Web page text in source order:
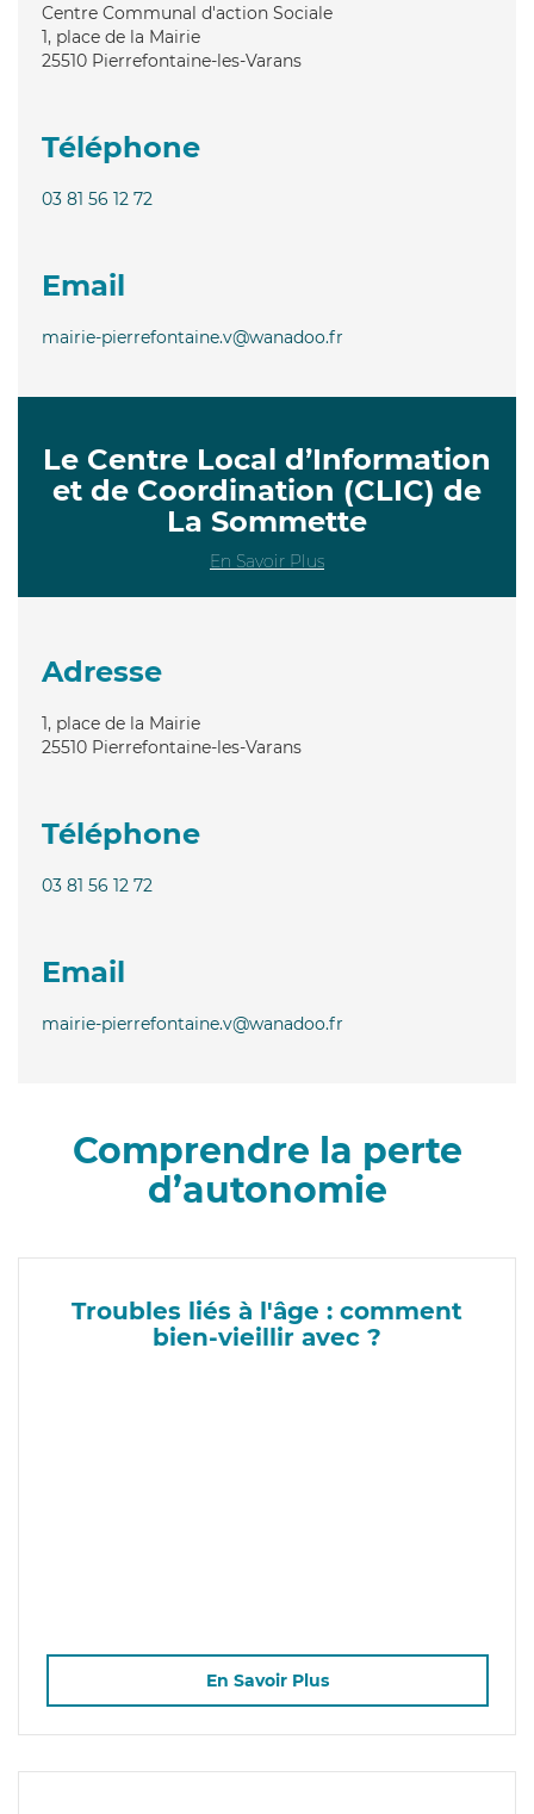
Centre Communal d'action Sociale
1, place de la Mairie
25510 Pierrefontaine-les-Varans
Téléphone
03 81 56 12 72
Email
mairie-pierrefontaine.v@wanadoo.fr
Le Centre Local d’Information
et de Coordination (CLIC) de
La Sommette
En Savoir Plus
Adresse
1, place de la Mairie
25510 Pierrefontaine-les-Varans
Téléphone
03 81 56 12 72
Email
mairie-pierrefontaine.v@wanadoo.fr
Comprendre la perte
d’autonomie
Troubles liés à l'âge : comment
bien-vieillir avec ?
En Savoir Plus